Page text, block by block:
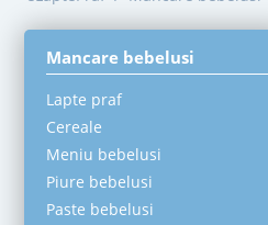
Mancare bebelusi
Lapte praf
Cereale
Meniu bebelusi
Piure bebelusi
Paste bebelusi